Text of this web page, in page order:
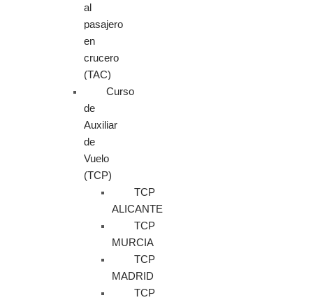
al
pasajero
en
crucero
(TAC)
Curso
de
Auxiliar
de
Vuelo
(TCP)
TCP
ALICANTE
TCP
MURCIA
TCP
MADRID
TCP